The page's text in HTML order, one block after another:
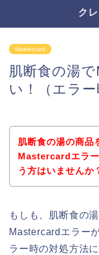
ク
Mastercard
肌断食の湯
い！（エラー
肌断食の湯の商品
Mastercardエラ
う方はいませんか
もしも、肌断食の
Mastercardエラー
ラー時の対処方法